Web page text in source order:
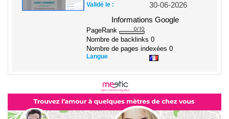
Validé le :
30-06-2026
Informations Google
PageRank
Nombre de backlinks 0
Nombre de pages indexées 0
Langue